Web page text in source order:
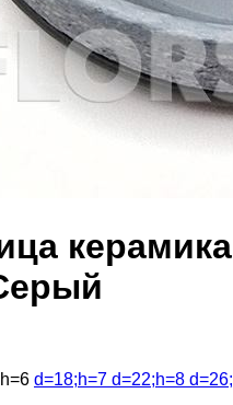
керамика
h=6 d=18;h=7 d=22;h=8 d=26;